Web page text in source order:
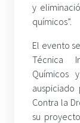
y
químicos”.
El evento
Técnica
Químicos
auspiciado
Contra la
su